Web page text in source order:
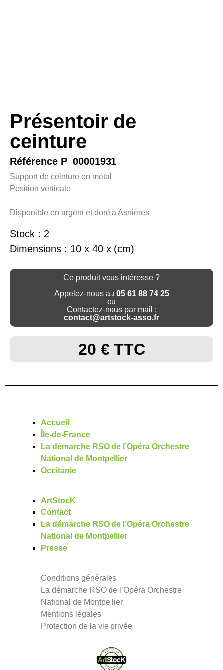
Présentoir de
ceinture
Référence P_00001931
Support de ceinture en métal
Position verticale
Disponible en argent et doré à Asnières
Stock : 2
Dimensions : 10 x 40 x (cm)
Ce produit vous intéresse ?
Appelez-nous au 05 61 88 74 25
ou
Contactez-nous par mail :
contact@artstock-asso.fr
20 € TTC
Accueil
Île-de-France
La démarche RSO de l’Opéra Orchestre
National de Montpellier
Occitanie
ArtStocK
Contact
La démarche RSO de l’Opéra Orchestre
National de Montpellier
Presse
Conditions générales
La démarche RSO de l’Opéra Orchestre
National de Montpellier
Mentions légales
Protection de la vie privée